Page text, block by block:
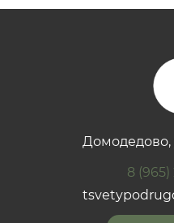
Домодедово,
8 (965)